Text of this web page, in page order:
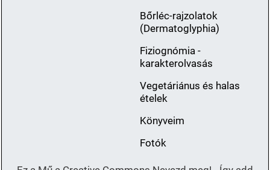
Bőrléc-rajzolatok
(Dermatoglyphia)
Fiziognómia -
karakterolvasás
Vegetáriánus és halas
ételek
Könyveim
Fotók